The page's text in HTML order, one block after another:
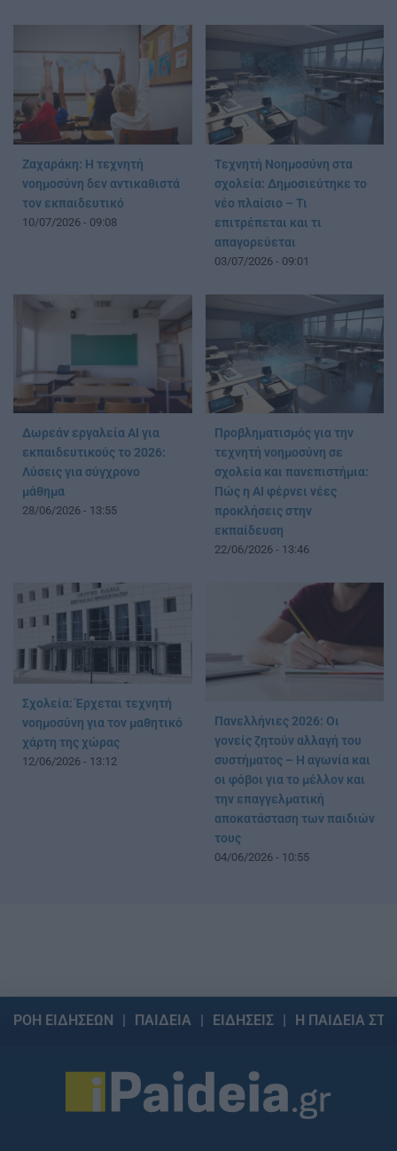
Ζαχαράκη: Η τεχνητή
νοημοσύνη δεν αντικαθιστά
τον εκπαιδευτικό
10/07/2026 - 09:08
Τεχνητή Νοημοσύνη στα
σχολεία: Δημοσιεύτηκε το
νέο πλαίσιο – Τι
επιτρέπεται και τι
απαγορεύεται
03/07/2026 - 09:01
Δωρεάν εργαλεία AI για
εκπαιδευτικούς το 2026:
Λύσεις για σύγχρονο
μάθημα
28/06/2026 - 13:55
Προβληματισμός για την
τεχνητή νοημοσύνη σε
σχολεία και πανεπιστήμια:
Πώς η AI φέρνει νέες
προκλήσεις στην
εκπαίδευση
22/06/2026 - 13:46
Σχολεία: Έρχεται τεχνητή
νοημοσύνη για τον μαθητικό
χάρτη της χώρας
12/06/2026 - 13:12
Πανελλήνιες 2026: Οι
γονείς ζητούν αλλαγή του
συστήματος – Η αγωνία και
οι φόβοι για το μέλλον και
την επαγγελματική
αποκατάσταση των παιδιών
τους
04/06/2026 - 10:55
ΡΟΗ ΕΙΔΗΣΕΩΝ ΠΑΙΔΕΙΑ ΕΙΔΗΣΕΙΣ Η ΠΑΙΔΕΙΑ